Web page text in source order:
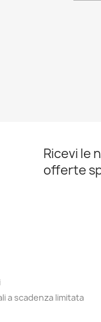
Ricevi le
offerte
a scadenza limitata